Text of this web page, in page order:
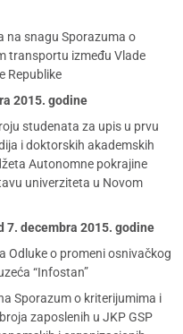
na snagu Sporazuma o
transportu između Vlade
Republike
2015. godine
studenata za upis u prvu
i doktorskih akademskih
Autonomne pokrajine
univerziteta u Novom
7. decembra 2015. godine
Odluke o promeni osnivačkog
“Infostan”
Sporazum o kriterijumima i
zaposlenih u JKP GSP